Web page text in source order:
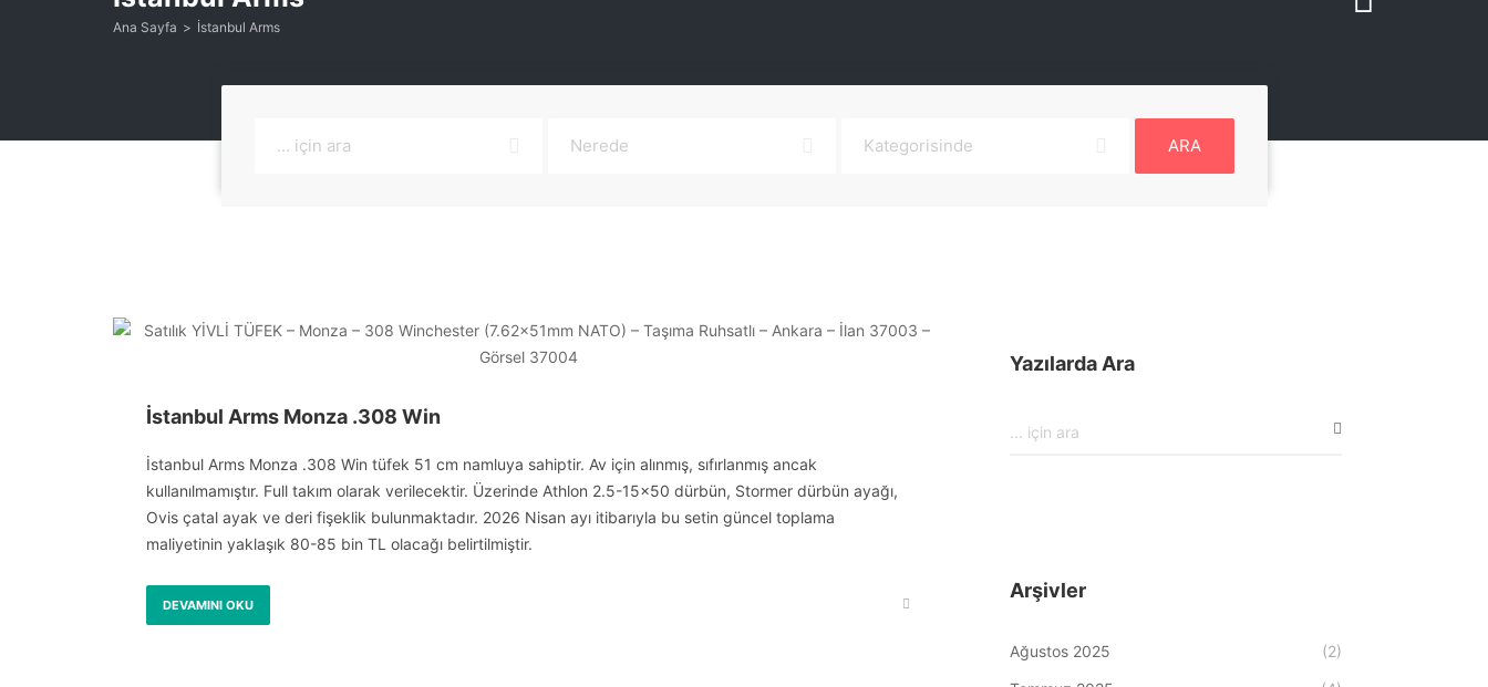
Ana Sayfa İstanbul Arms
ARA
İstanbul Arms Monza .308 Win
İstanbul Arms Monza .308 Win tüfek 51 cm namluya sahiptir. Av için alınmış, sıfırlanmış ancak
kullanılmamıştır. Full takım olarak verilecektir. Üzerinde Athlon 2.5-15×50 dürbün, Stormer dürbün ayağı,
Ovis çatal ayak ve deri fişeklik bulunmaktadır. 2026 Nisan ayı itibarıyla bu setin güncel toplama
maliyetinin yaklaşık 80-85 bin TL olacağı belirtilmiştir.
DEVAMINI OKU
Yazılarda Ara
Arşivler
Ağustos 2025
(2)